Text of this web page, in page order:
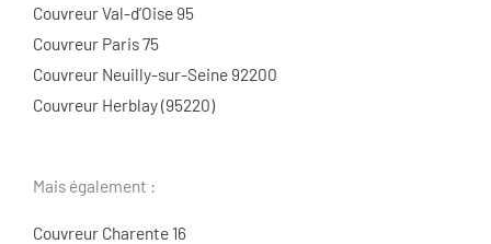
Couvreur Val-d’Oise 95
Couvreur Paris 75
Couvreur Neuilly-sur-Seine 92200
Couvreur Herblay (95220)
Mais également :
Couvreur Charente 16